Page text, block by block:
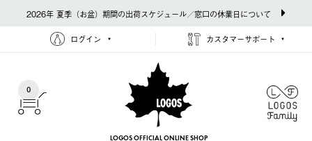
2026年 夏季（お盆）期間の出荷スケジュール／窓口の休業日について
ログイン カスタマーサポート
0
LOGOS OFFICIAL ONLINE SHOP